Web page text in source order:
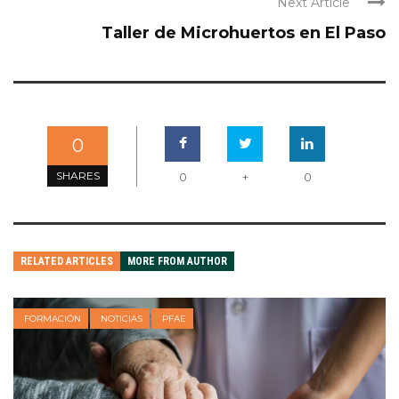
Taller de Microhuertos en El Paso
0
SHARES 0 + 0
RELATED ARTICLES MORE FROM AUTHOR
FORMACIÓN NOTICIAS PFAE